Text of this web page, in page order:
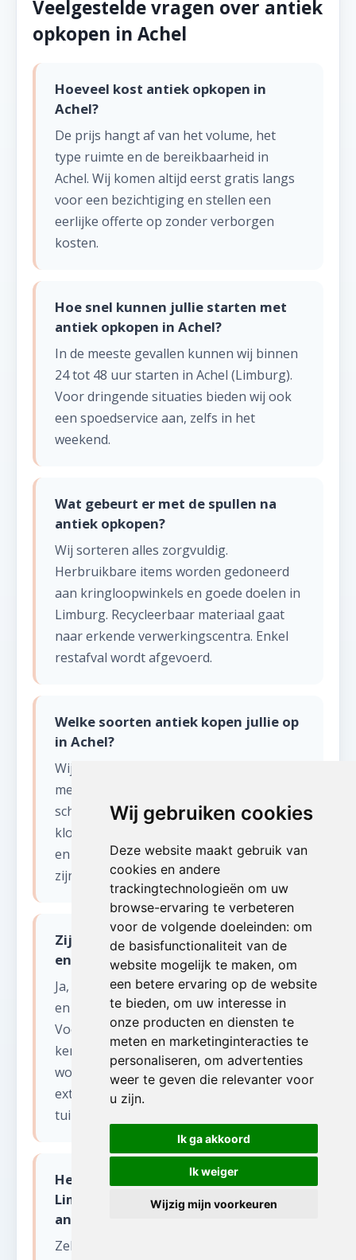
Wij gebruiken cookies
Deze website maakt gebruik van
cookies en andere
trackingtechnologieën om uw
browse-ervaring te verbeteren
voor de volgende doeleinden: om
de basisfunctionaliteit van de
website mogelijk te maken, om
een betere ervaring op de website
te bieden, om uw interesse in
onze producten en diensten te
meten en marketinginteracties te
personaliseren, om advertenties
weer te geven die relevanter voor
u zijn.
Ik ga akkoord
Ik weiger
Wijzig mijn voorkeuren
Veelgestelde vragen over antiek
opkopen in Achel
Hoeveel kost antiek opkopen in
Achel?
De prijs hangt af van het volume, het
type ruimte en de bereikbaarheid in
Achel. Wij komen altijd eerst gratis langs
voor een bezichtiging en stellen een
eerlijke offerte op zonder verborgen
kosten.
Hoe snel kunnen jullie starten met
antiek opkopen in Achel?
In de meeste gevallen kunnen wij binnen
24 tot 48 uur starten in Achel (Limburg).
Voor dringende situaties bieden wij ook
een spoedservice aan, zelfs in het
weekend.
Wat gebeurt er met de spullen na
antiek opkopen?
Wij sorteren alles zorgvuldig.
Herbruikbare items worden gedoneerd
aan kringloopwinkels en goede doelen in
Limburg. Recycleerbaar materiaal gaat
naar erkende verwerkingscentra. Enkel
restafval wordt afgevoerd.
Welke soorten antiek kopen jullie op
in Achel?
Wij kopen diverse antiek op in Achel:
meubels (kasten, tafels, stoelen),
schilderijen, zilverwerk, porselein, kristal,
klokken, tapijten, beelden, oude boeken
en militaria. Ook curiosa en vintage items
zijn welkom.
Zijn jullie ook actief in de fruitstreek
en de Kempen voor antiek opkopen?
Ja, wij bedienen heel Limburg: van Hasselt
en Genk tot Sint-Truiden en de
Voerstreek. De provincie Limburg
kenmerkt zich door veel vrijstaande
woningen met grote tuinen, wat vaak
extra opruimwerk in bijgebouwen en
tuinhuizen betekent.
Hebben jullie ervaring met grote
Limburgse villa's en boerderijen bij
antiek opkopen?
Zeker. Limburg heeft veel ruime